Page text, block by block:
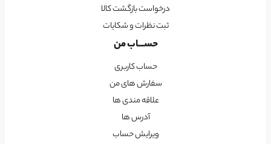
درخواست بازگشت کالا
ثبت نظرات و شکایات
حســـاب من
حساب کاربری
سفارش های من
علاقه مندی ها
آدرس ها
ویرایش حساب